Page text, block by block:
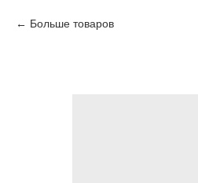
Больше товаров